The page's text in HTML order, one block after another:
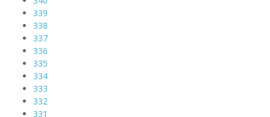
339
338
337
336
335
334
333
332
331